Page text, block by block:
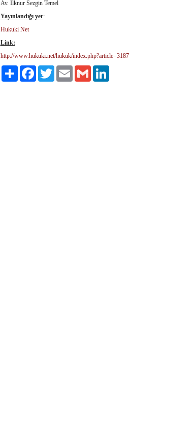
Av. İlknur Sezgin Temel
Yayınlandığı yer:
Hukuki Net
Link:
http://www.hukuki.net/hukuk/index.php?article=3187
Paylaş
FacebookTwitter Email Gmail